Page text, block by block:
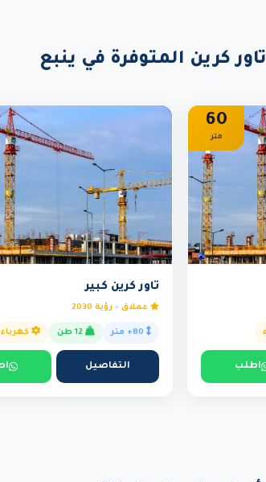
كرين المتوفرة في ينبع
60
متر
اطلب
تاور كرين كبير
عملاق - رؤية 2030
كهرباء
التفاصيل